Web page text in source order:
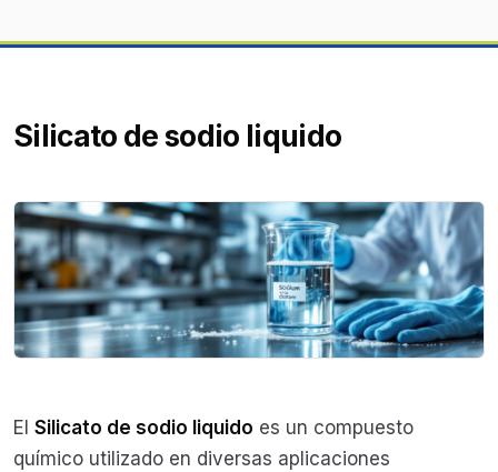
Silicato de sodio liquido
El Silicato de sodio liquido es un compuesto
químico utilizado en diversas aplicaciones